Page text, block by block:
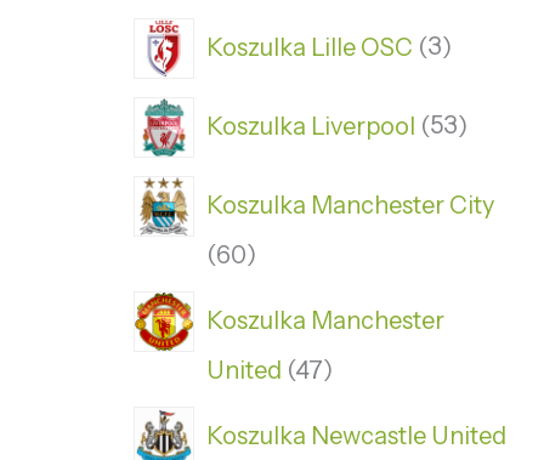
Koszulka Lille OSC 3
Koszulka Liverpool 53
Koszulka Manchester City
60
Koszulka Manchester
United
47
Koszulka Newcastle United